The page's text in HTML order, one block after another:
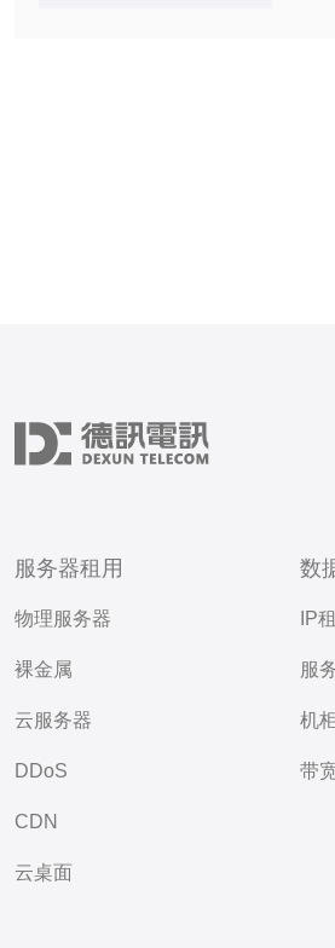
服务器租用
物理服务器
裸金属
云服务器
DDoS
CDN
云桌面
数
IP
服
机
带